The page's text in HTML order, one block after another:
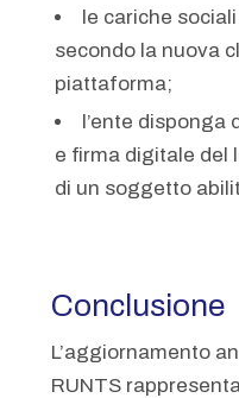
le cariche
secondo la nuova
piattaforma;
l’ente disponga
e firma digitale del
di un soggetto
Conclusione
L’aggiornamento
RUNTS